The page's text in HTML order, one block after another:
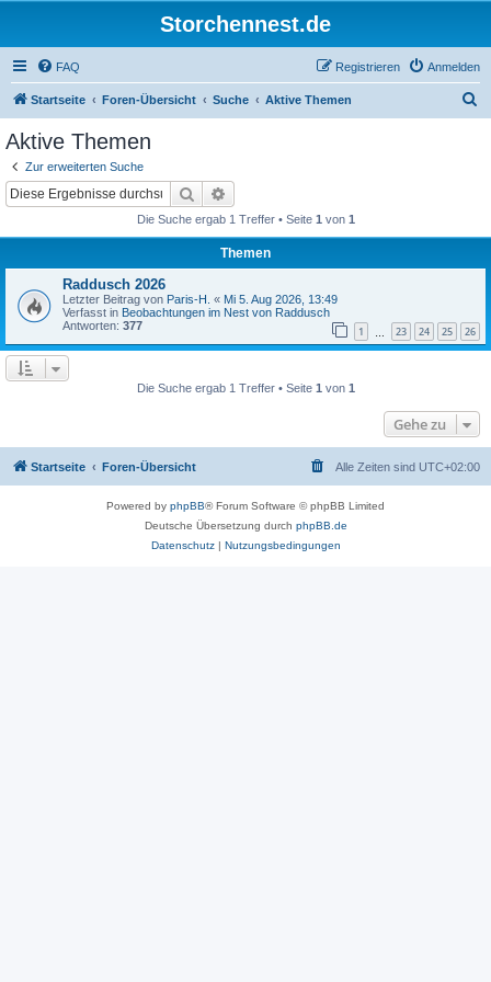
Storchennest.de
FAQ Anmelden
Registrieren
Startseite Foren-Übersicht Suche Aktive Themen
Aktive Themen
Zur erweiterten Suche
Suche
Die Suche ergab 1 Treffer • Seite 1 von 1
Themen
Raddusch 2026
Letzter Beitrag von Paris-H. « Mi 5. Aug 2026, 13:49
Verfasst in Beobachtungen im Nest von Raddusch
Antworten: 377 1 23 24 25 26
Die Suche ergab 1 Treffer • Seite 1 von 1
Gehe zu
Startseite Foren-Übersicht Alle Zeiten sind UTC+02:00
Powered by phpBB® Forum Software © phpBB Limited
Deutsche Übersetzung durch phpBB.de
Datenschutz| Nutzungsbedingungen